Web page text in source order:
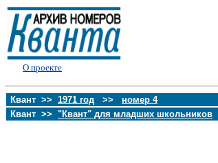
О проекте
Квант >> 1971 год >> номер 4
Квант >> "Квант" для младших школьников